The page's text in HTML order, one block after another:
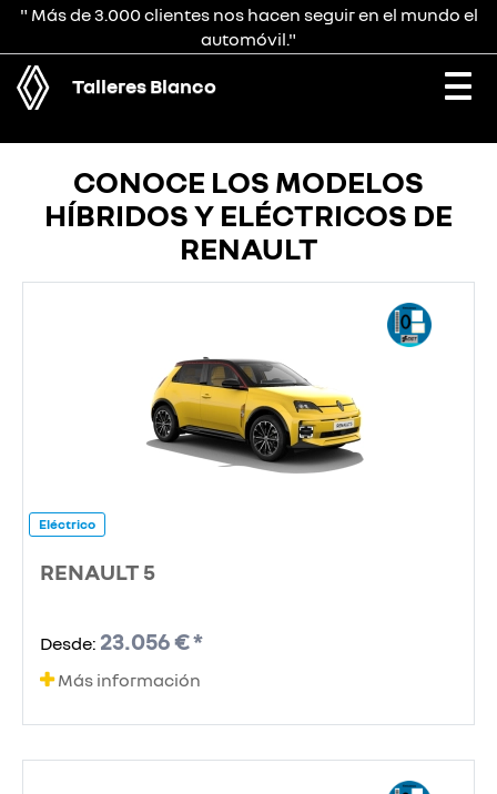
" Más de 3.000 clientes nos hacen seguir en el mundo el
automóvil."
Talleres Blanco
CONOCE LOS MODELOS
HÍBRIDOS Y ELÉCTRICOS DE
RENAULT
Eléctrico
RENAULT 5
Desde: 23.056 € *
Más información